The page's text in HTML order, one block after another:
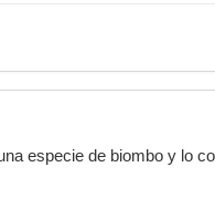
especie de biombo y lo